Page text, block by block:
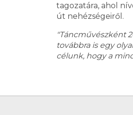
tagozatára, ahol
út nehézségeiről.
"Táncművészként
továbbra is egy
célunk, hogy a